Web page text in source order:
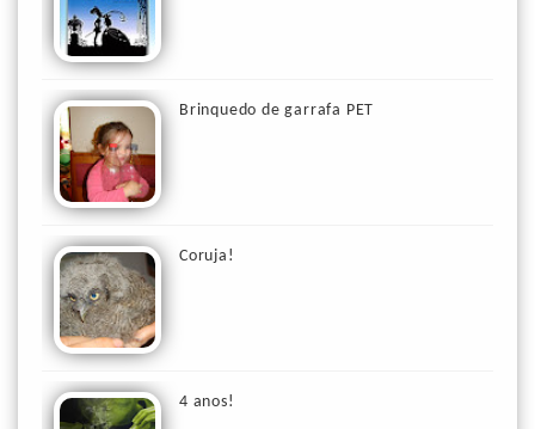
Brinquedo de garrafa PET
Coruja!
4 anos!